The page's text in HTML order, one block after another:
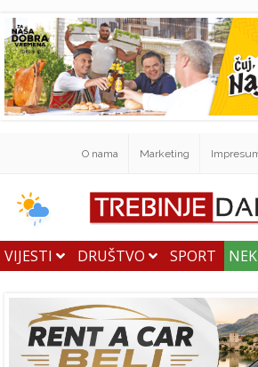
O nama Marketing
VIJESTI DRUŠTVO SPORT